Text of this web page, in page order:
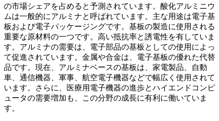
の市場シェアを占めると予測されています。酸化アルミニウ
ムは一般的にアルミナと呼ばれています。主な用途は電子基
板および電子パッケージングです。基板の製造に使用される
重要な原材料の一つです。高い抵抗率と誘電性を有していま
す。アルミナの需要は、電子部品の基板としての使用によっ
て促進されています。金属や合金は、電子基板の優れた代替
品です。現在、アルミナベースの基板は、家電製品、自動
車、通信機器、軍事、航空電子機器などで幅広く使用されて
います。さらに、医療用電子機器の進歩とハイエンドコンピ
ュータの需要増加も、この分野の成長に有利に働いていま
す。